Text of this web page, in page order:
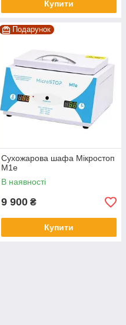
Купити
Подарунок
Сухожарова шафа Мікростоп
М1е
В наявності
9 900 ₴
Купити